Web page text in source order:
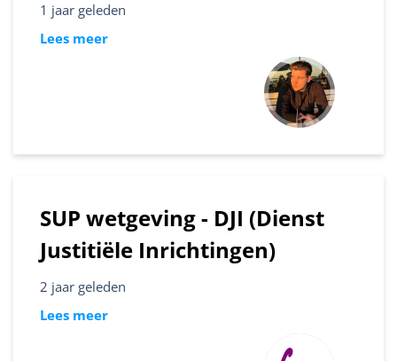
1 jaar geleden
Lees meer
SUP wetgeving - DJI (Dienst
Justitiële Inrichtingen)
2 jaar geleden
Lees meer